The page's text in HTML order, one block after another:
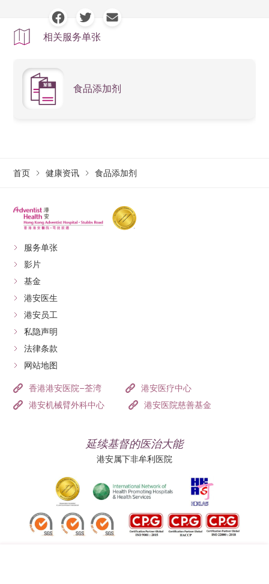
相关服务单张
食品添加剂
首页 健康资讯 食品添加剂
服务单张
影片
基金
港安医生
港安员工
私隐声明
法律条款
网站地图
香港港安医院–荃湾
港安医疗中心
港安机械臂外科中心
港安医院慈善基金
延续基督的医治大能
港安属下非牟利医院